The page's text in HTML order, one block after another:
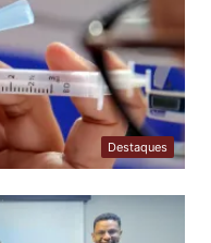
Destaques